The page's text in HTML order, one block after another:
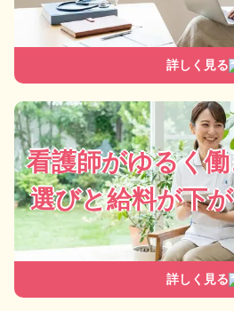
詳しく見る
看護師がゆるく
選びと給料が下
詳しく見る